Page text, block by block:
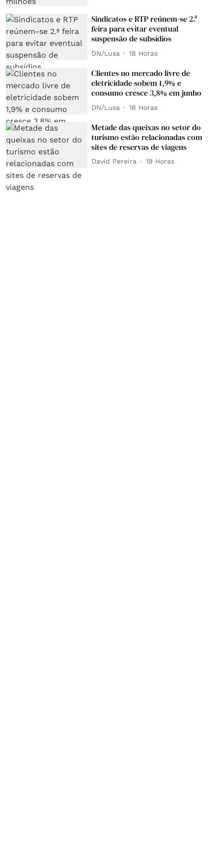
Sindicatos e RTP reúnem-se 2.ª
feira para evitar eventual
suspensão de subsídios
DN/Lusa 18 Horas
Clientes no mercado livre de
eletricidade sobem 1,9% e
consumo cresce 3,8% em junho
DN/Lusa 18 Horas
Metade das queixas no setor do
turismo estão relacionadas com
sites de reservas de viagens
David Pereira 19 Horas